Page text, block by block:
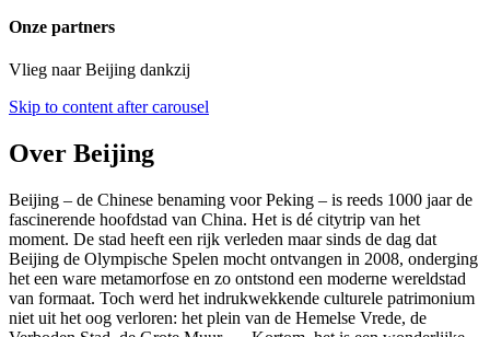
Onze partners
Vlieg naar Beijing dankzij
Skip to content after carousel
Over Beijing
Beijing – de Chinese benaming voor Peking – is reeds 1000 jaar de
fascinerende hoofdstad van China. Het is dé citytrip van het
moment. De stad heeft een rijk verleden maar sinds de dag dat
Beijing de Olympische Spelen mocht ontvangen in 2008, onderging
het een ware metamorfose en zo ontstond een moderne wereldstad
van formaat. Toch werd het indrukwekkende culturele patrimonium
niet uit het oog verloren: het plein van de Hemelse Vrede, de